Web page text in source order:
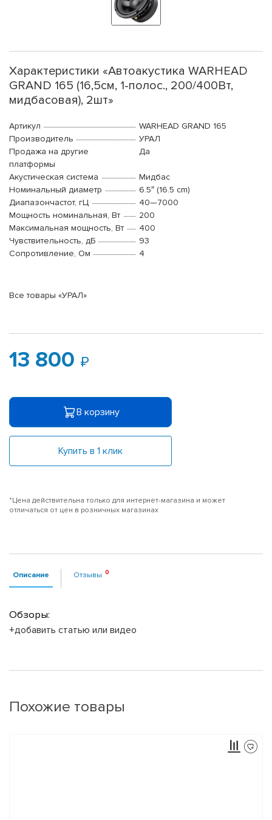
Характеристики «Автоакустика WARHEAD
GRAND 165 (16,5см, 1-полос., 200/400Вт,
мидбасовая), 2шт»
Артикул
WARHEAD GRAND 165
Производитель
УРАЛ
Продажа на другие
платформы
Да
Акустическая система
Мидбас
Номинальный диаметр
6.5″ (16.5 cm)
Диапазончастот, гЦ
40—7000
Мощность номинальная, Вт
200
Максимальная мощность, Вт
400
Чувствительность, дБ
93
Сопротивление, Ом
4
Все товары «УРАЛ»
13 800
В корзину
Купить в 1 клик
*Цена действительна только для интернет-магазина и может
отличаться от цен в розничных магазинах
Описание Отзывы
Обзоры:
+добавить статью или видео
Похожие товары